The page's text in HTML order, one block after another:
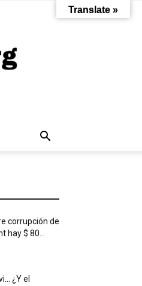
corrupción de
hay $ 80...
¿Y el
Translate »